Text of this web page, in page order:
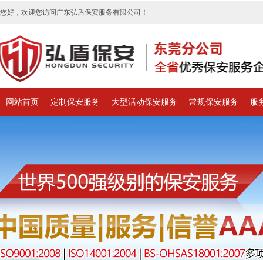
您好，欢迎您访问广东弘盾保安服务有限公司！
网站首页 定制保安服务 大型活动保安服务 常规保安服务 服